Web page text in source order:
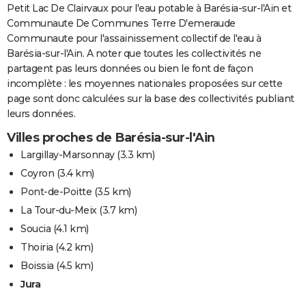
Petit Lac De Clairvaux pour l'eau potable à Barésia-sur-l'Ain et
Communaute De Communes Terre D'emeraude
Communaute pour l'assainissement collectif de l'eau à
Barésia-sur-l'Ain. A noter que toutes les collectivités ne
partagent pas leurs données ou bien le font de façon
incomplète : les moyennes nationales proposées sur cette
page sont donc calculées sur la base des collectivités publiant
leurs données.
Villes proches de Barésia-sur-l'Ain
Largillay-Marsonnay(3.3 km)
Coyron (3.4 km)
Pont-de-Poitte (3.5 km)
La Tour-du-Meix(3.7 km)
Soucia (4.1 km)
Thoiria (4.2 km)
Boissia (4.5 km)
Jura